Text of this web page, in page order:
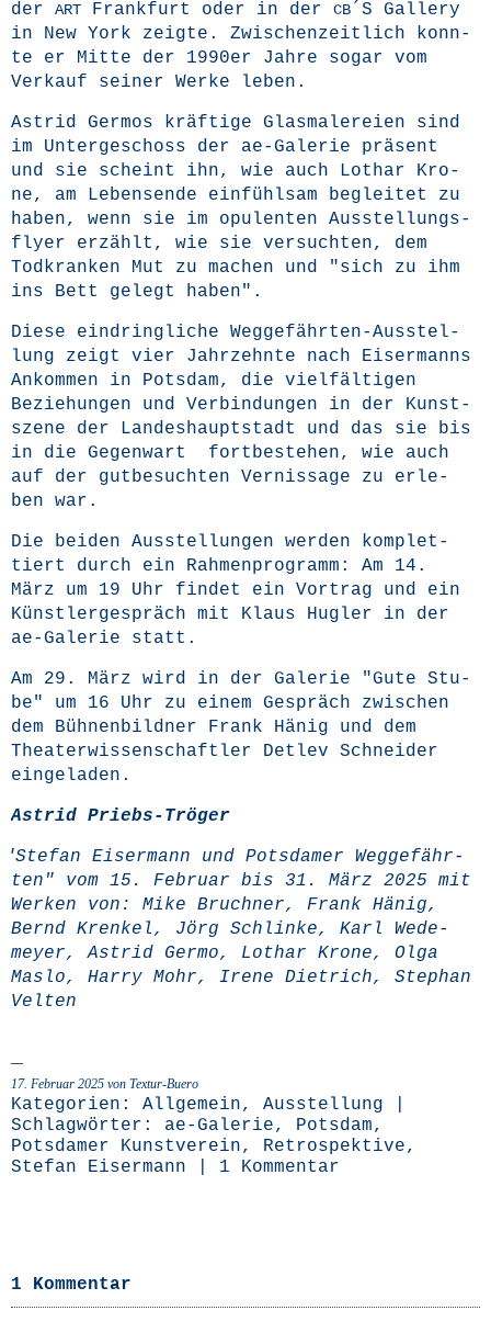
der ART Frank­furt oder in der CB´S Gal­lery
in New York zeig­te. Zwi­schen­zeit­lich konn­
te er Mit­te der 1990er Jah­re sogar vom
Ver­kauf sei­ner Wer­ke leben.
Astrid Ger­mos kräf­ti­ge Glas­ma­le­rei­en sind
im Unter­ge­schoss der ae-Gale­rie prä­sent
und sie scheint ihn, wie auch Lothar Kro­
ne, am Lebens­en­de ein­fühl­sam beglei­tet zu
haben, wenn sie im opu­len­ten Aus­stel­lungs­
fly­er erzählt, wie sie ver­such­ten, dem
Tod­kran­ken Mut zu machen und "sich zu ihm
ins Bett gelegt haben".
Die­se ein­dring­li­che Weg­ge­fähr­ten-Aus­stel­
lung zeigt vier Jahr­zehn­te nach Eis­er­manns
Ankom­men in Pots­dam, die viel­fäl­ti­gen
Bezie­hun­gen und Ver­bin­dun­gen in der Kunst­
sze­ne der Lan­des­haupt­stadt und das sie bis
in die Gegen­wart fort­be­stehen, wie auch
auf der gut­be­such­ten Ver­nis­sa­ge zu erle­
ben war.
Die bei­den Aus­stel­lun­gen wer­den kom­plet­
tiert durch ein Rah­men­pro­gramm: Am 14.
März um 19 Uhr fin­det ein Vor­trag und ein
Künst­ler­ge­spräch mit Klaus Hug­ler in der
ae-Gale­rie statt.
Am 29. März wird in der Gale­rie "Gute Stu­
be" um 16 Uhr zu einem Gespräch zwi­schen
dem Büh­nen­bild­ner Frank Hänig und dem
Thea­ter­wis­sen­schaft­ler Det­lev Schnei­der
eingeladen.
Astrid Priebs-Trö­ger
"Ste­fan Eis­er­mann und Pots­da­mer Weg­ge­fähr­
ten" vom 15. Febru­ar bis 31. März 2025 mit
Wer­ken von: Mike Bruch­ner, Frank Hänig,
Bernd Kren­kel, Jörg Schlin­ke, Karl Wede­
mey­er, Astrid Ger­mo, Lothar Kro­ne, Olga
Mas­lo, Har­ry Mohr, Ire­ne Diet­rich, Ste­phan
Velten
17. Februar 2025 von Textur-Buero
Kategorien: Allgemein, Ausstellung
Schlagwörter: ae-Galerie, Potsdam,
Potsdamer Kunstverein, Retrospektive,
Stefan Eisermann
1 Kommentar
1 Kommentar